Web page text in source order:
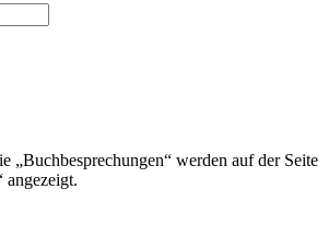
„Buchbesprechungen“ werden auf der Seite
angezeigt.